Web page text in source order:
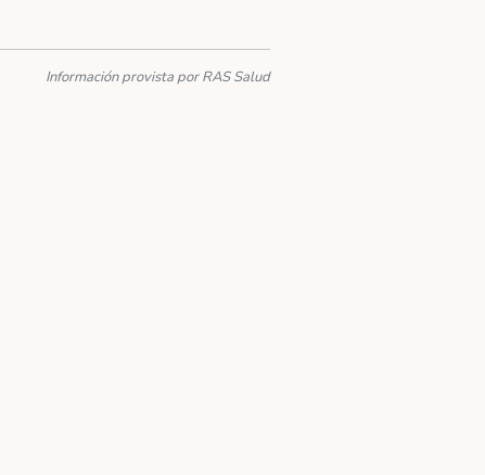
Información provista por RAS Salud